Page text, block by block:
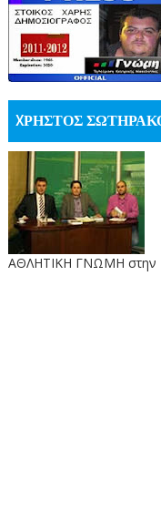
XΡΗΣΤΟΣ
ΑΘΛΗΤΙΚΗ ΓΝΩΜΗ στην